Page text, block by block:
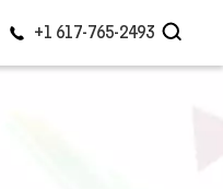
+1 617-765-2493